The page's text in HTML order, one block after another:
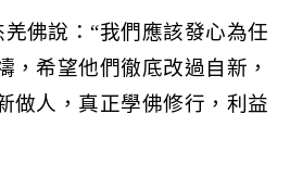
佛說： “我們應該發心為任
，希望他們徹底改過自新，
做人，真正學佛修行，利益